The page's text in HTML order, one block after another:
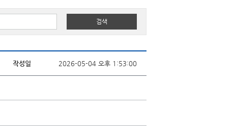
작성일 2026-05-04 오후 1:53:00